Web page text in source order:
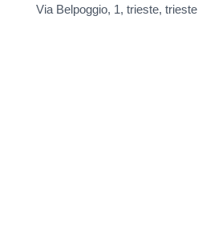
Via Belpoggio, 1, trieste, trieste